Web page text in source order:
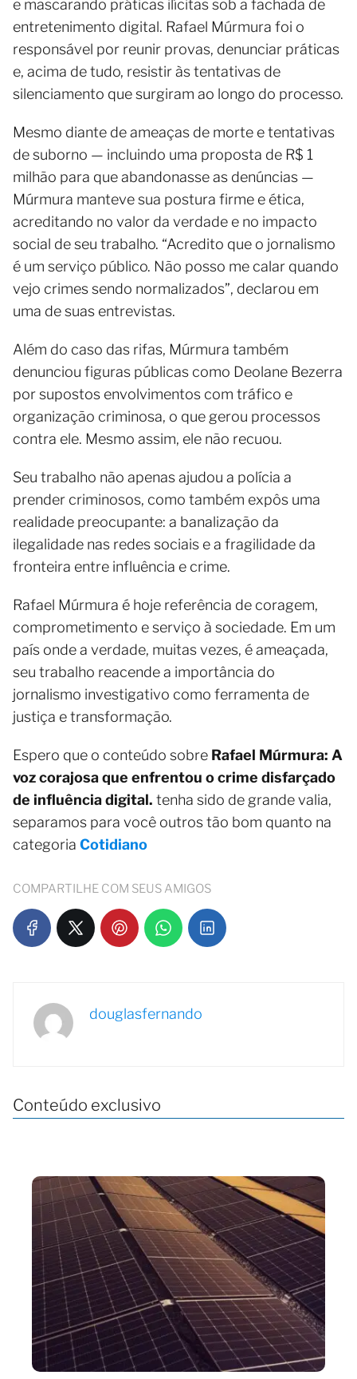
e mascarando práticas ilícitas sob a fachada de
entretenimento digital. Rafael Múrmura foi o
responsável por reunir provas, denunciar práticas
e, acima de tudo, resistir às tentativas de
silenciamento que surgiram ao longo do processo.
Mesmo diante de ameaças de morte e tentativas
de suborno — incluindo uma proposta de R$ 1
milhão para que abandonasse as denúncias —
Múrmura manteve sua postura firme e ética,
acreditando no valor da verdade e no impacto
social de seu trabalho. “Acredito que o jornalismo
é um serviço público. Não posso me calar quando
vejo crimes sendo normalizados”, declarou em
uma de suas entrevistas.
Além do caso das rifas, Múrmura também
denunciou figuras públicas como Deolane Bezerra
por supostos envolvimentos com tráfico e
organização criminosa, o que gerou processos
contra ele. Mesmo assim, ele não recuou.
Seu trabalho não apenas ajudou a polícia a
prender criminosos, como também expôs uma
realidade preocupante: a banalização da
ilegalidade nas redes sociais e a fragilidade da
fronteira entre influência e crime.
Rafael Múrmura é hoje referência de coragem,
comprometimento e serviço à sociedade. Em um
país onde a verdade, muitas vezes, é ameaçada,
seu trabalho reacende a importância do
jornalismo investigativo como ferramenta de
justiça e transformação.
Espero que o conteúdo sobre Rafael Múrmura: A
voz corajosa que enfrentou o crime disfarçado
de influência digital. tenha sido de grande valia,
separamos para você outros tão bom quanto na
categoria Cotidiano
COMPARTILHE COM SEUS AMIGOS
douglasfernando
Conteúdo exclusivo